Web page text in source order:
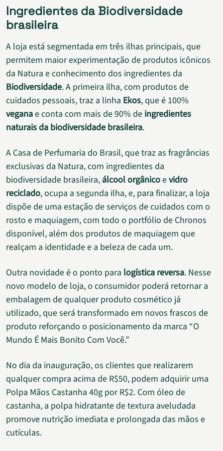
Ingredientes da Biodiversidade
brasileira
A loja está segmentada em três ilhas principais, que
permitem maior experimentação de produtos icônicos
da Natura e conhecimento dos ingredientes da
Biodiversidade. A primeira ilha, com produtos de
cuidados pessoais, traz a linha Ekos, que é 100%
veganae conta com mais de 90% de ingredientes
naturais da biodiversidade brasileira.
A Casa de Perfumaria do Brasil, que traz as fragrâncias
exclusivas da Natura, com ingredientes da
biodiversidade brasileira, álcool orgânicoevidro
reciclado, ocupa a segunda ilha, e, para finalizar, a loja
dispõe de uma estação de serviços de cuidados com o
rosto e maquiagem, com todo o portfólio de Chronos
disponível, além dos produtos de maquiagem que
realçam a identidade e a beleza de cada um.
Outra novidade é o ponto para logística reversa. Nesse
novo modelo de loja, o consumidor poderá retornar a
embalagem de qualquer produto cosmético já
utilizado, que será transformado em novos frascos de
produto reforçando o posicionamento da marca “O
Mundo É Mais Bonito Com Você.”
No dia da inauguração, os clientes que realizarem
qualquer compra acima de R$50, podem adquirir uma
Polpa Mãos Castanha 40g por R$2. Com óleo de
castanha, a polpa hidratante de textura aveludada
promove nutrição imediata e prolongada das mãos e
cutículas.